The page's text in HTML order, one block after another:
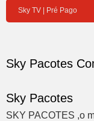
Sky TV | Pré Pago
Sky Pacotes
Sky Pacotes
SKY PACOTES ,o